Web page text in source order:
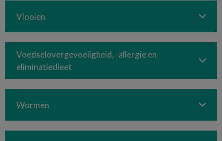
Vlooien
Voedselovergevoeligheid, -allergie en
eliminatiedieet
Wormen